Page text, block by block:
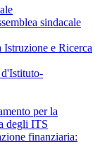
sindacale
e Ricerca
per la
degli ITS
finanziaria: